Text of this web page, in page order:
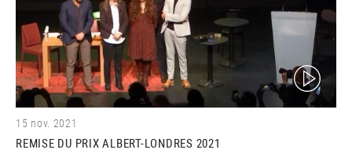
(video)
15 nov. 2021
REMISE DU PRIX ALBERT-LONDRES 2021